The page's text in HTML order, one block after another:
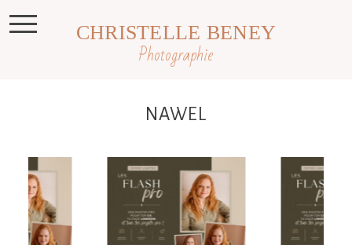
Photographie
CHRISTELLE BENEY
NAWEL